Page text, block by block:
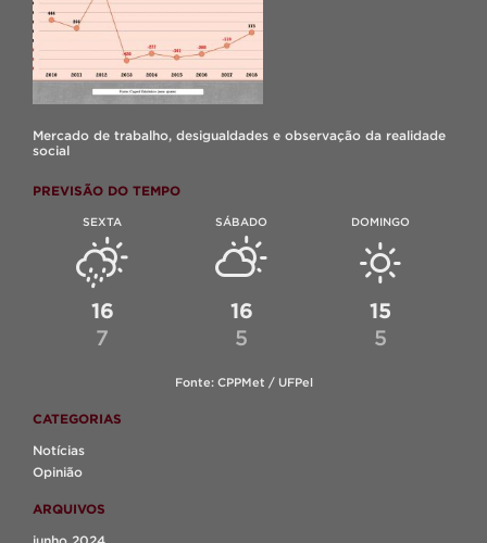
Mercado de trabalho, desigualdades e observação da realidade
social
PREVISÃO DO TEMPO
SEXTA
16
7
SÁBADO
16
5
DOMINGO
15
5
Fonte: CPPMet / UFPel
CATEGORIAS
Notícias
Opinião
ARQUIVOS
junho 2024